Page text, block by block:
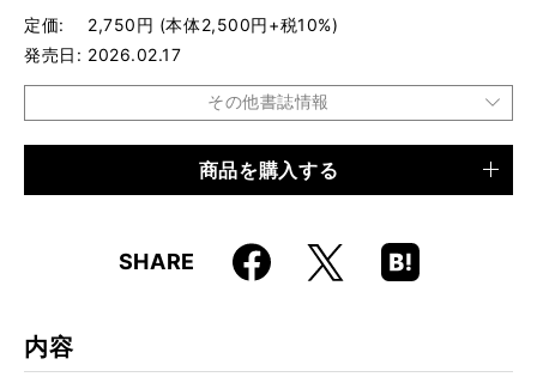
定価
2,750円 (本体2,500円+税10%)
発売日
2026.02.17
その他書誌情報
9784845643912
商品を購入する
SHARE Faceboo
k
X
Hatena
Boo
内容